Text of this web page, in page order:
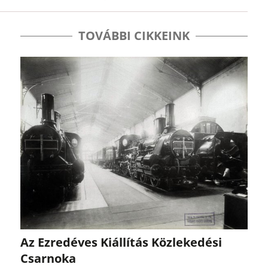
TOVÁBBI CIKKEINK
Az Ezredéves Kiállítás Közlekedési
Csarnoka